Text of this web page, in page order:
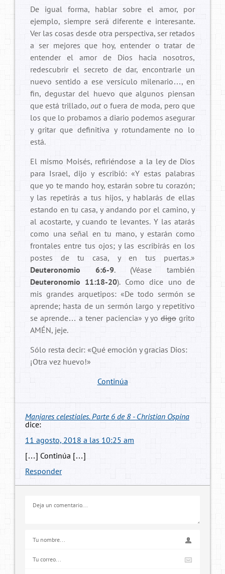
De igual forma, hablar sobre el amor, por
ejemplo, siempre será diferente e interesante.
Ver las cosas desde otra perspectiva, ser retados
a ser mejores que hoy, entender o tratar de
entender el amor de Dios hacia nosotros,
redescubrir el secreto de dar, encontrarle un
nuevo sentido a ese versículo milenario…, en
fin, degustar del huevo que algunos piensan
que está trillado,outo fuera de moda, pero que
los que lo probamos a diario podemos asegurar
y gritar que definitiva y rotundamente no lo
está.
El mismo Moisés, refiriéndose a la ley de Dios
para Israel, dijo y escribió: «Y estas palabras
que yo te mando hoy, estarán sobre tu corazón;
y las repetirás a tus hijos, y hablarás de ellas
estando en tu casa, y andando por el camino, y
al acostarte, y cuando te levantes. Y las atarás
como una señal en tu mano, y estarán como
frontales entre tus ojos; y las escribirás en los
postes de tu casa, y en tus puertas.»
Deuteronomio 6:6-9. (Véase también
Deuteronomio 11:18-20). Como dice uno de
mis grandes arquetipos: «De todo sermón se
aprende; hasta de un sermón largo y repetitivo
se aprende… a tener paciencia» y yo digogrito
AMÉN, jeje.
Sólo resta decir: «Qué emoción y gracias Dios:
¡Otra vez huevo!»
Continúa
Manjares celestiales. Parte 6 de 8 - Christian Ospina
dice:
11 agosto, 2018 a las 10:25 am
[…] Continúa […]
Responder